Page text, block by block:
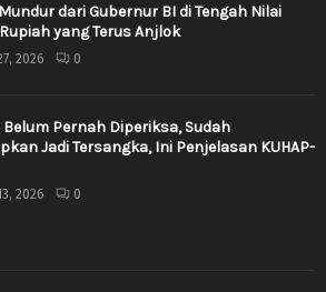
dari Gubernur BI di Tengah Nilai
yang Terus Anjlok
2026 0
Belum Pernah Diperiksa, Sudah
Jadi Tersangka, Ini Penjelasan KUHAP-
2026 0